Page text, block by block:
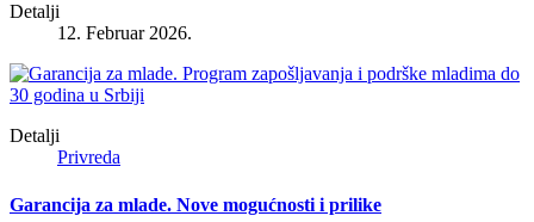
Detalji
12. Februar 2026.
Detalji
Privreda
Garancija za mlade. Nove mogućnosti i prilike